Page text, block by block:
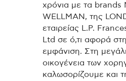
χρόνια με τα brands
WELLMAN, της
εταιρείας L.P.
Ltd σε ό,τι αφορά
εμφάνιση. Στη
οικογένεια των
καλωσορίζουμε και